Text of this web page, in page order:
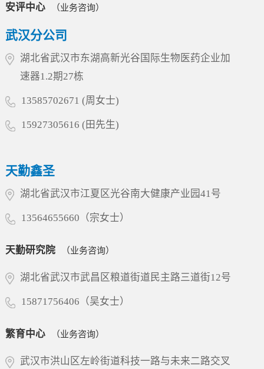
市阶段，其中不乏多个具有行业里程碑意义的品
往成绩的高度认可，更是对企业引领产业创新的
殷切期望。天勤生物将积极响应省委关于推动民
营经济高质量发展的号召，继续以大动物试验为
核心特色，深化产学研协同创新，加速构建国内
一流、国际知名的综合服务平台，为...
安评中心 （业务咨询）
武汉分公司
湖北省武汉市东湖高新光谷国际生物医药企业加
速器1.2期27栋
13585702671 (周女士)
15927305616 (田先生)
天勤鑫圣
湖北省武汉市江夏区光谷南大健康产业园41号
13564655660（宗女士）
天勤研究院 （业务咨询）
湖北省武汉市武昌区粮道街道民主路三道街12号
15871756406（吴女士）
繁育中心 （业务咨询）
武汉市洪山区左岭街道科技一路与未来二路交叉